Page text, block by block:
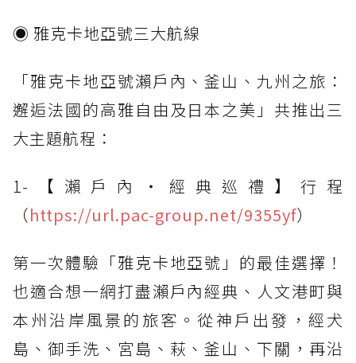
◉ 雅克卡地亞號三大航線
「雅克卡地亞號瀨戶內、釜山、九州之旅：
邂逅法國的高雅自由及日本之美」共推出三
大主題航程：
1-【瀨戶內‧經典巡禮】行程
（https://url.pac-group.net/9355yf）
第一次體驗「雅克卡地亞號」的最佳選擇！
也適合想一網打盡瀨戶內經典、人文港町與
本州沿岸風景的旅客。從神戶出發，經犬
島、御手洗、宮島、萩、釜山、下關，再沿